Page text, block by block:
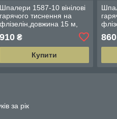
Шпалери 1587-10 вінілові
гарячого тиснення на
флізелін,довжина 15 м,
ширина 1.06 м=5 смуг по
3 м кожна
910₴
Купити
3 м
860
за рік